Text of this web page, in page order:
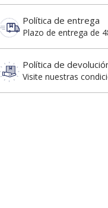
Política de entrega
Plazo de entrega de
Política de
Visite nuestras